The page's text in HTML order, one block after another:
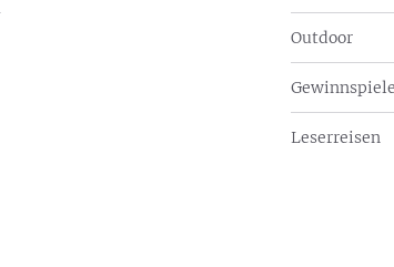
Outdoor
Gewinnspiele
Leserreisen